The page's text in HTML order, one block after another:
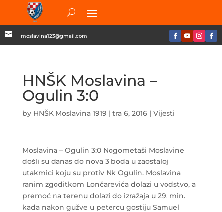
 moslavina123@gmail.com
HNŠK Moslavina –
Ogulin 3:0
by HNŠK Moslavina 1919 | tra 6, 2016| Vijesti
Moslavina – Ogulin 3:0 Nogometaši Moslavine
došli su danas do nova 3 boda u zaostaloj
utakmici koju su protiv Nk Ogulin. Moslavina
ranim zgoditkom Lončarevića dolazi u vodstvo, a
premoć na terenu dolazi do izražaja u 29. min.
kada nakon gužve u petercu gostiju Samuel